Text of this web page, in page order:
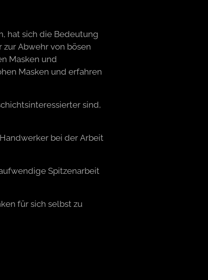
hat sich die Bedeutung
Abwehr von bösen
Masken und
Masken und erfahren
sind,
bei der Arbeit
Spitzenarbeit
für sich selbst zu